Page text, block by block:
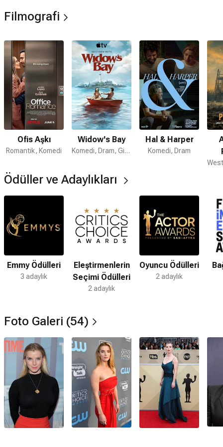
“All the Women in My Brain: And Other Concerns” adlı deneme
kitabını yayımladı.
Filmografi
Ofis Aşkı
Romantik, Komedi
Widow's Bay
Komedi, Dram, Gizem
Hal & Harper
Komedi, Dram
Ödüller ve Adaylıkları
Emmy Ödülleri
3 adaylık
Eleştirmenlerin
Seçimi Ödülleri
2 adaylık
Oyuncu Ödülleri
2 adaylık
Foto Galeri (54)